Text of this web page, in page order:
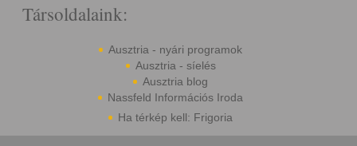
Társoldalaink:
Ausztria - nyári programok
Ausztria - síelés
Ausztria blog
Nassfeld Információs Iroda
Ha térkép kell: Frigoria